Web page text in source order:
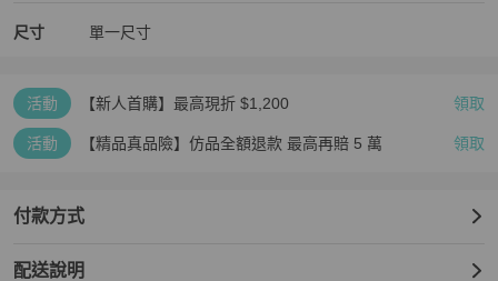
備註：無其他配件
還是可能會有小細節沒拍到，高標者請繞道，不能接受使用痕跡請勿
購買！避免浪費彼此時間，謝謝🫸🫷
#三角標 #迷彩 #帆布 #托特包 #輕量
尺寸 單一尺寸
活動 【新人首購】最高現折 $1,200 領取
活動 【精品真品險】仿品全額退款 最高再賠 5 萬 領取
付款方式
配送說明